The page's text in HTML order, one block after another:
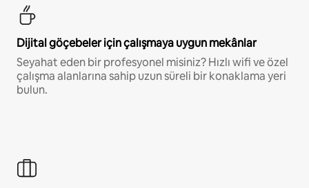
Dijital göçebeler için çalışmaya uygun mekânlar
Seyahat eden bir profesyonel misiniz? Hızlı wifi ve özel
çalışma alanlarına sahip uzun süreli bir konaklama yeri
bulun.